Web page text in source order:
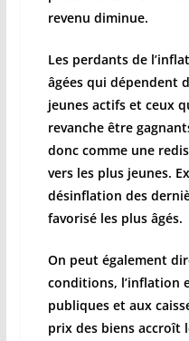
revenu diminue.
Les perdants de
âgées qui dépendent
jeunes actifs et ceux
revanche être
donc comme une
vers les plus jeunes.
désinflation des
favorisé les plus âgés.
On peut également
conditions, l’inflation
publiques et aux
prix des biens accroît